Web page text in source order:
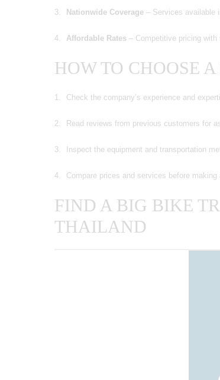
Nationwide Coverage – Services available
Affordable Rates – Competitive pricing with
HOW TO CHOOSE
Check the company’s experience and
Read reviews from previous customers for
Inspect the equipment and transportation
Compare prices and services before making
FIND A BIG BIKE
THAILAND